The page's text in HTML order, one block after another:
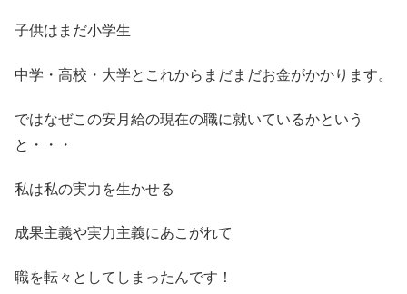
子供はまだ小学生
中学・高校・大学とこれからまだまだお金がかかります。
ではなぜこの安月給の現在の職に就いているかという
と・・・
私は私の実力を生かせる
成果主義や実力主義にあこがれて
職を転々としてしまったんです！